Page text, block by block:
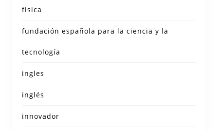
fisica
fundación española para la ciencia y la
tecnología
ingles
inglés
innovador